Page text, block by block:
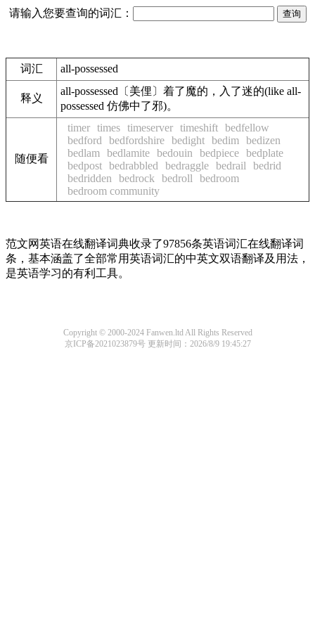
请输入您要查询的词汇：
词汇 all-possessed
释义
all-possessed〔美俚〕着了魔的，入了迷的(like all-
possessed 仿佛中了邪)。
随便看
timer times timeserver timeshift bedfellow
bedford
bedfordshire bedight bedim
bedizen
bedlam
bedlamite bedouin bedpiece bedplate
bedpost bedrabbled bedraggle bedrail
bedrid
bedridden
bedrock bedroll
bedroom
bedroom community
范文网英语在线翻译词典收录了97856条英语词汇在线翻译词
条，基本涵盖了全部常用英语词汇的中英文双语翻译及用法，
是英语学习的有利工具。
Copyright © 2000-2024 Fanwen.ltd All Rights Reserved
京ICP备2021023879号更新时间：2026/8/9 19:45:27